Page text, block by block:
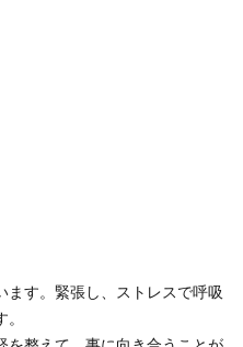
す。 緊張し、ストレスで呼吸